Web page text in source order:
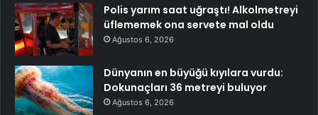
Polis yarım saat uğraştı! Alkolmetreyi
üflememek ona servete mal oldu
Ağustos 6, 2026
Dünyanın en büyüğü kıyılara vurdu:
Dokunaçları 36 metreyi buluyor
Ağustos 6, 2026